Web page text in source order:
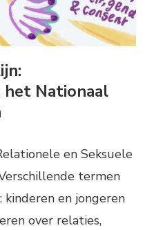
Nationaal
en Seksuele
termen
en jongeren
over relaties,